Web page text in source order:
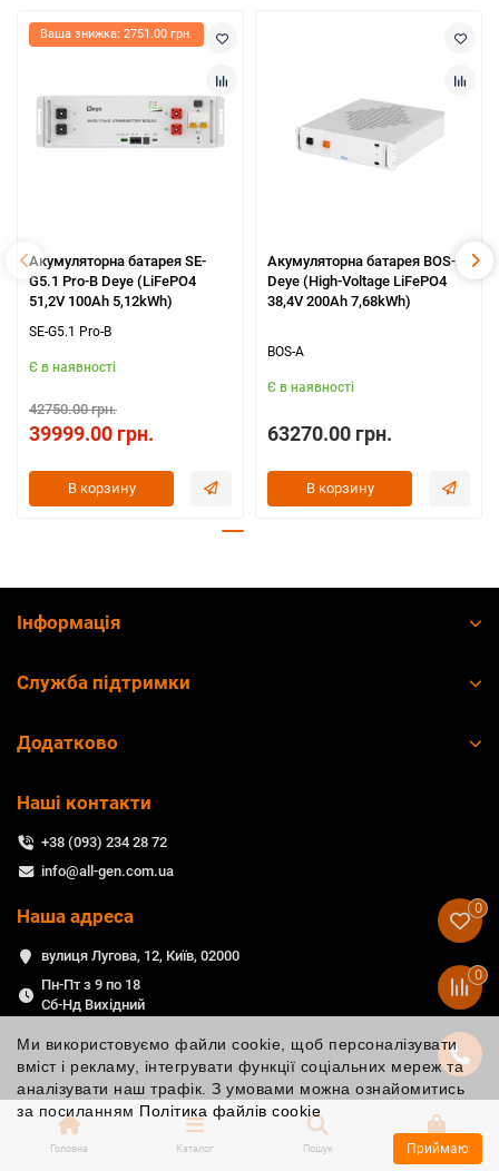
Ваша знижка: 2751.00 грн.
Акумуляторна батарея SE-
G5.1 Pro-B Deye (LiFePO4
51,2V 100Ah 5,12kWh)
SE-G5.1 Pro-B
Є в наявності
42750.00 грн.
39999.00 грн.
В корзину
Акумуляторна батарея BOS-A
Deye (High-Voltage LiFePO4
38,4V 200Ah 7,68kWh)
BOS-A
Є в наявності
63270.00 грн.
В корзину
Ми використовуємо файли cookie, щоб персоналізувати
вміст і рекламу, інтегрувати функції соціальних мереж та
аналізувати наш трафік. З умовами можна ознайомитись
за посиланням Політика файлів cookie
Приймаю
Інформація
Служба підтримки
Додатково
Наші контакти
+38 (093) 234 28 72
info@all-gen.com.ua
Наша адреса
вулиця Лугова, 12, Київ, 02000
Пн-Пт з 9 по 18
Сб-Нд Вихідний
0
0
Головна Каталог Пошук Кошик